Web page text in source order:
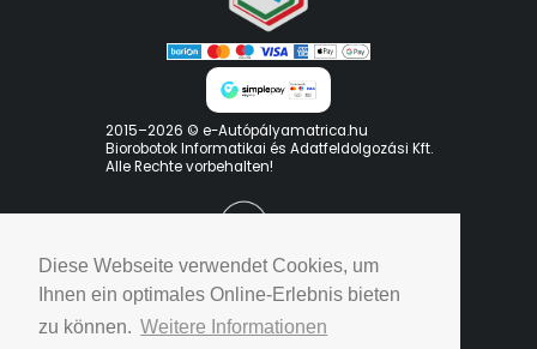
Diese Webseite verwendet Cookies, um
Ihnen ein optimales Online-Erlebnis bieten
zu können. Weitere Informationen
2015–2026 © e-Autópályamatrica.hu
Biorobotok Informatikai és Adatfeldolgozási Kft.
Alle Rechte vorbehalten!